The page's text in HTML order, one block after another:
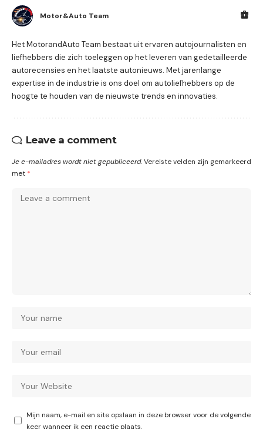
Motor&Auto Team
Het MotorandAuto Team bestaat uit ervaren autojournalisten en
liefhebbers die zich toeleggen op het leveren van gedetailleerde
autorecensies en het laatste autonieuws. Met jarenlange
expertise in de industrie is ons doel om autoliefhebbers op de
hoogte te houden van de nieuwste trends en innovaties.
Leave a comment
Je e-mailadres wordt niet gepubliceerd.Vereiste velden zijn gemarkeerd
met *
Mijn naam, e-mail en site opslaan in deze browser voor de volgende
keer wanneer ik een reactie plaats.